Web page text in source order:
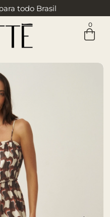
todo Brasil
3x sem juros
0